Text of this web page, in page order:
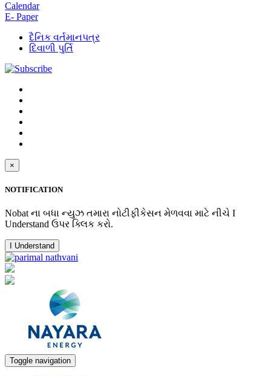
Calendar
E- Paper
દૈનિક વર્તમાનપત્ર
દિવાળી પુર્તિ
×
NOTIFICATION
Nobat ના બધા ન્યુઝ તમારા નોટીફીકેસન મેળવવા માટે નીચે I
Understand ઉપર ક્લિક કરો.
I Understand
Toggle navigation